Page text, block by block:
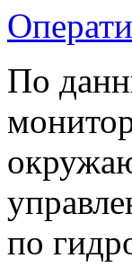
По
по